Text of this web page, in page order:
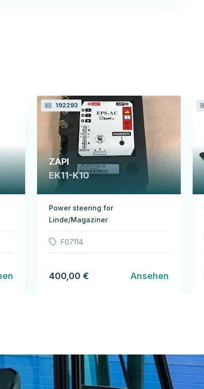
192293
ZAPI
EK11-K10
Power steering for
Linde/Magaziner
F07114
400,00 € Ansehen